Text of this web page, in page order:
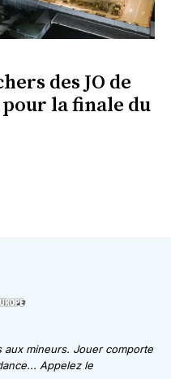
des JO de
la finale du
aux mineurs. Jouer comporte
Appelez le